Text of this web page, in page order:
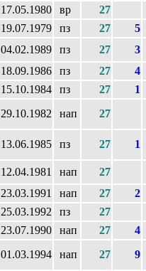
17.05.1980 вр 27
19.07.1979 пз 27 5
04.02.1989 пз 27 3
18.09.1986 пз 27 4
15.10.1984 пз 27 1
29.10.1982 нап 27
13.06.1985 пз 27 1
12.04.1981 нап 27
23.03.1991 нап 27 2
25.03.1992 пз 27
23.07.1990 нап 27 4
01.03.1994 нап 27 9